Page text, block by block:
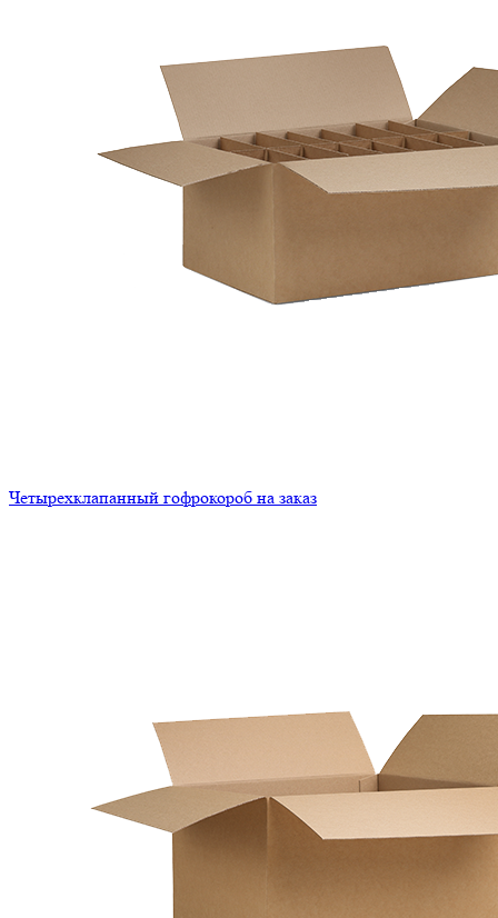
Четырехклапанный гофрокороб на заказ